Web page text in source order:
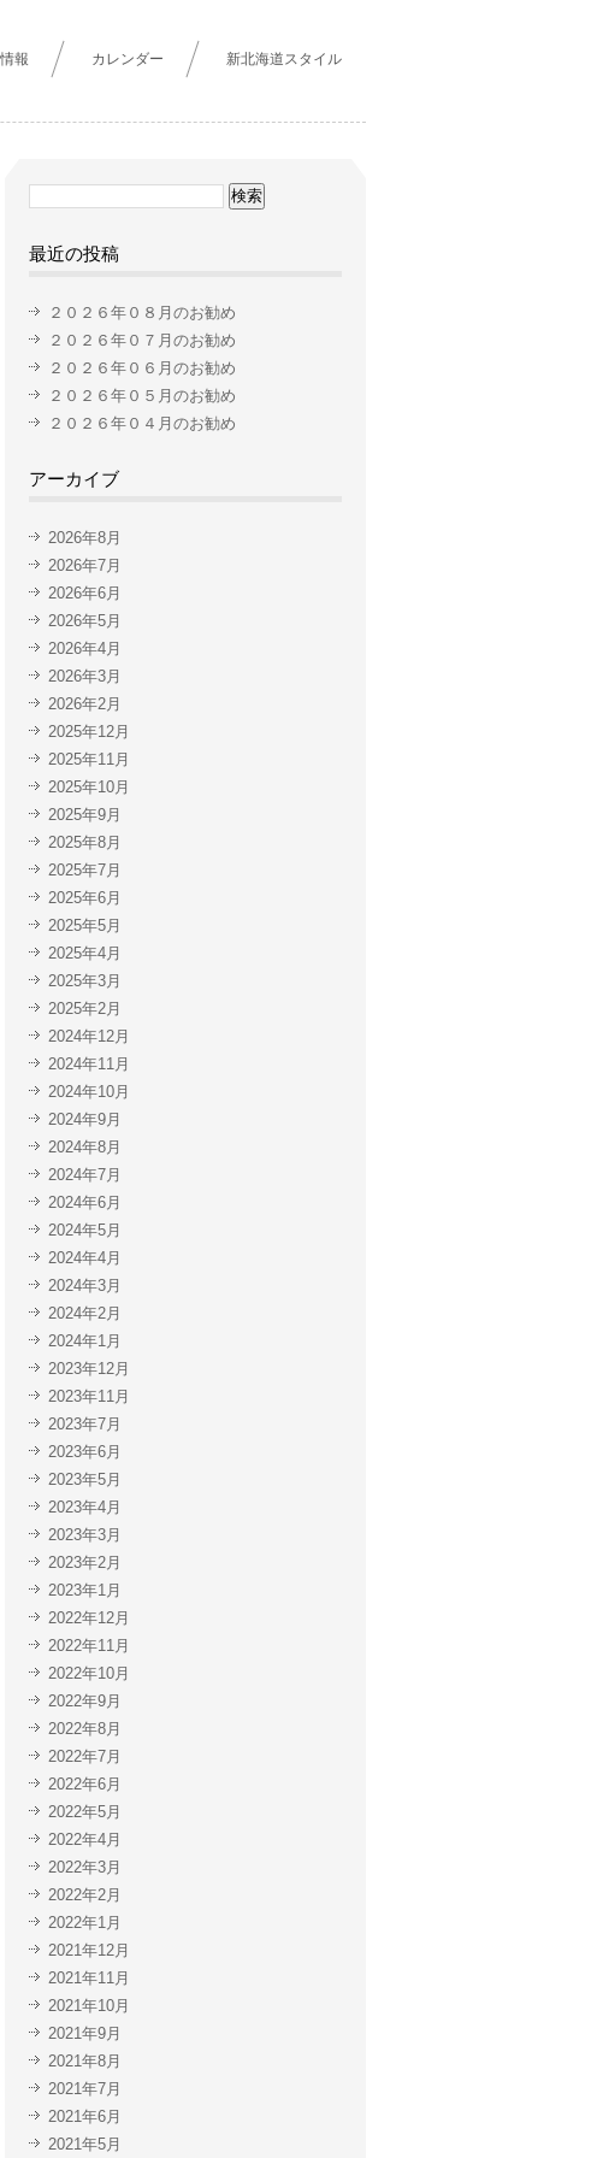
報 カレンダー 新北海道スタイル
最近の投稿
２０２６年０８月のお勧め
２０２６年０７月のお勧め
２０２６年０６月のお勧め
２０２６年０５月のお勧め
２０２６年０４月のお勧め
アーカイブ
2026年8月
2026年7月
2026年6月
2026年5月
2026年4月
2026年3月
2026年2月
2025年12月
2025年11月
2025年10月
2025年9月
2025年8月
2025年7月
2025年6月
2025年5月
2025年4月
2025年3月
2025年2月
2024年12月
2024年11月
2024年10月
2024年9月
2024年8月
2024年7月
2024年6月
2024年5月
2024年4月
2024年3月
2024年2月
2024年1月
2023年12月
2023年11月
2023年7月
2023年6月
2023年5月
2023年4月
2023年3月
2023年2月
2023年1月
2022年12月
2022年11月
2022年10月
2022年9月
2022年8月
2022年7月
2022年6月
2022年5月
2022年4月
2022年3月
2022年2月
2022年1月
2021年12月
2021年11月
2021年10月
2021年9月
2021年8月
2021年7月
2021年6月
2021年5月